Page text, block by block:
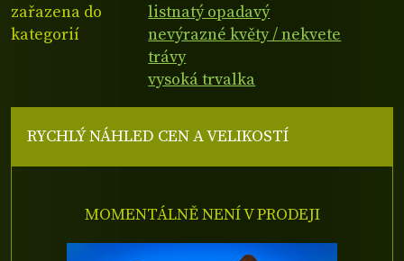
zařazena do
kategorií
listnatý opadavý
nevýrazné květy / nekvete
trávy
vysoká trvalka
RYCHLÝ NÁHLED CEN A VELIKOSTÍ
MOMENTÁLNĚ NENÍ V PRODEJI